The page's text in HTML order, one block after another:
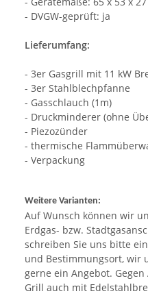
- DVGW-geprüft: ja
Lieferumfang:
- 3er Gasgrill mit 11 kW
- 3er Stahlblechpfanne
- Gasschlauch (1m)
- Druckminderer (ohne
- Piezozünder
- thermische
- Verpackung
Weitere Varianten:
Auf Wunsch können wir
Erdgas- bzw.
schreiben Sie uns bitte
und Bestimmungsort, wir
gerne ein Angebot.
Grill auch mit